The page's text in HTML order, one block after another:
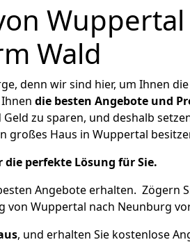
Wald
denn wir sind hier, um Ihnen die
die besten Angebote und
zu sparen, und deshalb
großes Haus in Wuppertal
perfekte Lösung für Sie.
Angebote erhalten. Zögern
von Wuppertal nach Neunburg
, und erhalten Sie kostenlose